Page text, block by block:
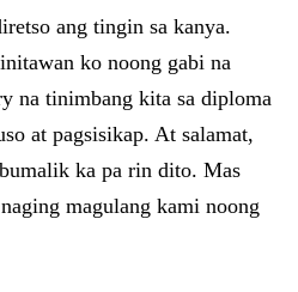
ang tingin sa kanya.
ko noong gabi na
na tinimbang kita sa diploma
at pagsisikap. At salamat,
ka pa rin dito. Mas
magulang kami noong